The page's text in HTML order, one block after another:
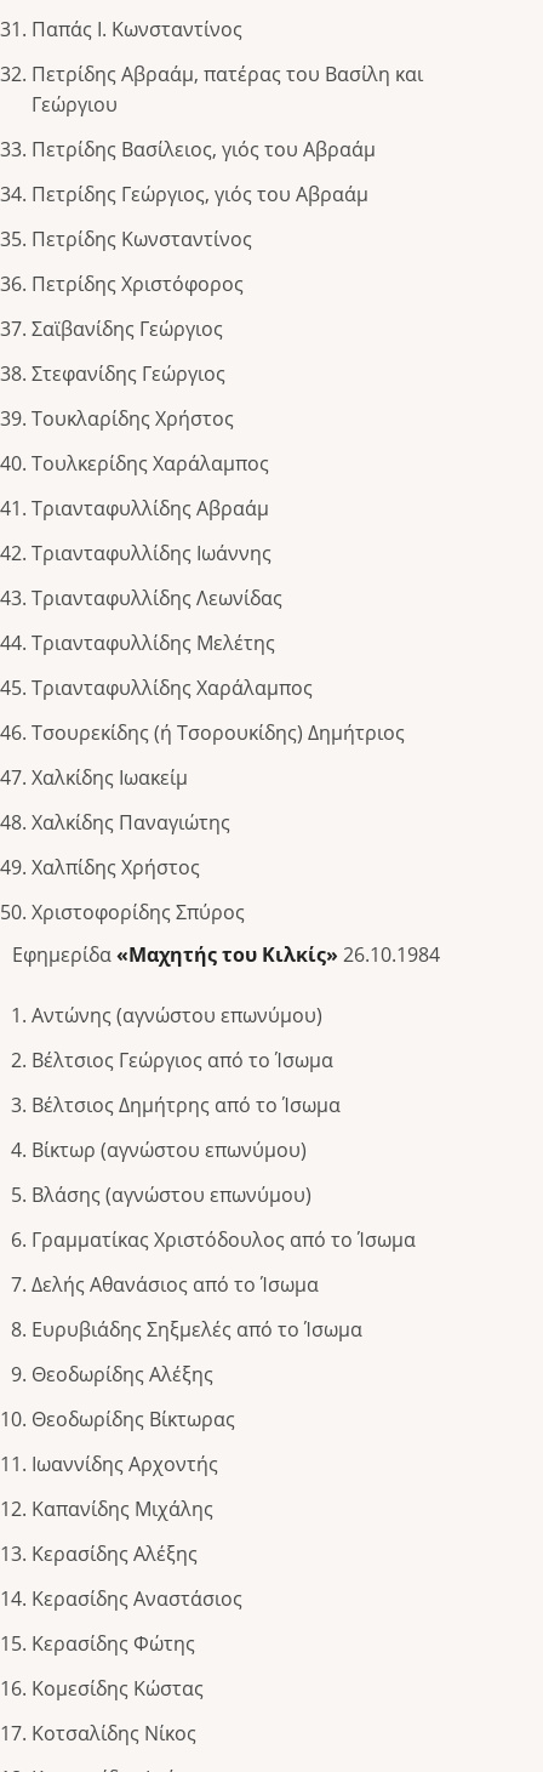
Παπάς Ι. Κωνσταντίνος
Πετρίδης Αβραάμ, πατέρας του Βασίλη και
Γεώργιου
Πετρίδης Βασίλειος, γιός του Αβραάμ
Πετρίδης Γεώργιος, γιός του Αβραάμ
Πετρίδης Κωνσταντίνος
Πετρίδης Χριστόφορος
Σαϊβανίδης Γεώργιος
Στεφανίδης Γεώργιος
Τουκλαρίδης Χρήστος
Τουλκερίδης Χαράλαμπος
Τριανταφυλλίδης Αβραάμ
Τριανταφυλλίδης Ιωάννης
Τριανταφυλλίδης Λεωνίδας
Τριανταφυλλίδης Μελέτης
Τριανταφυλλίδης Χαράλαμπος
Τσουρεκίδης (ή Τσορουκίδης) Δημήτριος
Χαλκίδης Ιωακείμ
Χαλκίδης Παναγιώτης
Χαλπίδης Χρήστος
Χριστοφορίδης Σπύρος
Εφημερίδα«Μαχητής του Κιλκίς» 26.10.1984
Αντώνης (αγνώστου επωνύμου)
Βέλτσιος Γεώργιος από το Ίσωμα
Βέλτσιος Δημήτρης από το Ίσωμα
Βίκτωρ (αγνώστου επωνύμου)
Βλάσης (αγνώστου επωνύμου)
Γραμματίκας Χριστόδουλος από το Ίσωμα
Δελής Αθανάσιος από το Ίσωμα
Ευρυβιάδης Σηξμελές από το Ίσωμα
Θεοδωρίδης Αλέξης
Θεοδωρίδης Βίκτωρας
Ιωαννίδης Αρχοντής
Καπανίδης Μιχάλης
Κερασίδης Αλέξης
Κερασίδης Αναστάσιος
Κερασίδης Φώτης
Κομεσίδης Κώστας
Κοτσαλίδης Νίκος